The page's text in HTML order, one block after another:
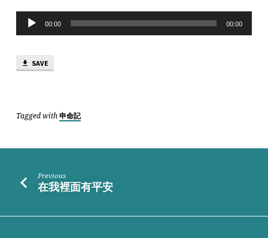
勇
士
Audio
Player
00:00 00:00
SAVE
Tagged with 申命記
Previous
在我裡面有平安